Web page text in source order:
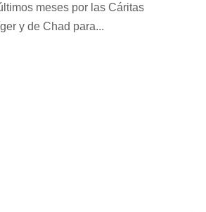
meses por las Cáritas
y de Chad para...